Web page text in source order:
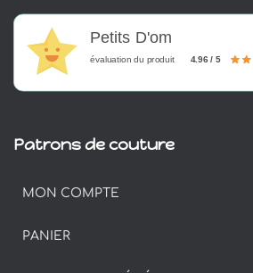
Petits D'om
évaluation du produit 4.96 / 5
Patrons de couture
MON COMPTE
PANIER